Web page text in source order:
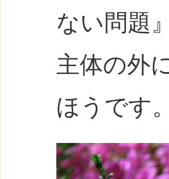
ない問題
主体の外
ほうです